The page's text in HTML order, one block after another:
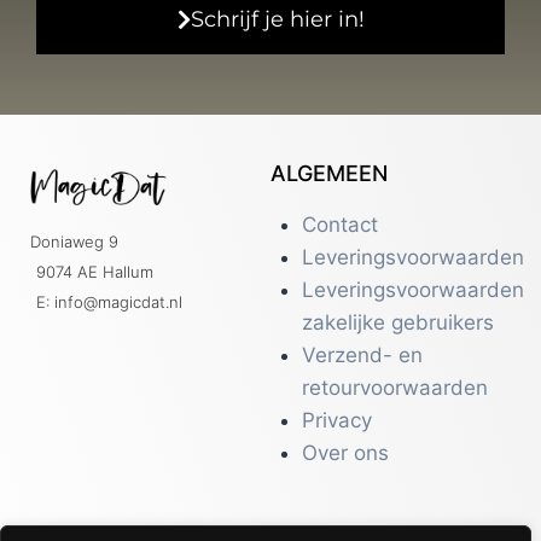
Schrijf je hier in!
Doniaweg 9
9074 AE Hallum
E: info@magicdat.nl
ALGEMEEN
Contact
Leveringsvoorwaarden
Leveringsvoorwaarden
zakelijke gebruikers
Verzend- en
retourvoorwaarden
Privacy
Over ons